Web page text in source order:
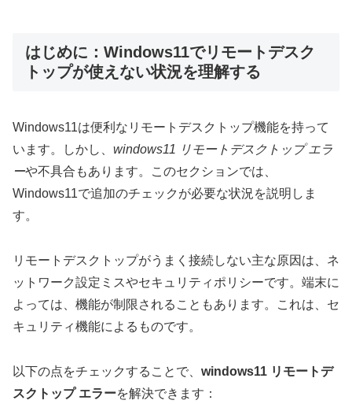
はじめに：Windows11でリモートデスク
トップが使えない状況を理解する
Windows11は便利なリモートデスクトップ機能を持って
います。しかし、 windows11 リモートデスクトップ エラ
ーや不具合もあります。このセクションでは、
Windows11で追加のチェックが必要な状況を説明しま
す。
リモートデスクトップがうまく接続しない主な原因は、ネ
ットワーク設定ミスやセキュリティポリシーです。端末に
よっては、機能が制限されることもあります。これは、セ
キュリティ機能によるものです。
以下の点をチェックすることで、 windows11 リモートデ
スクトップ エラーを解決できます：